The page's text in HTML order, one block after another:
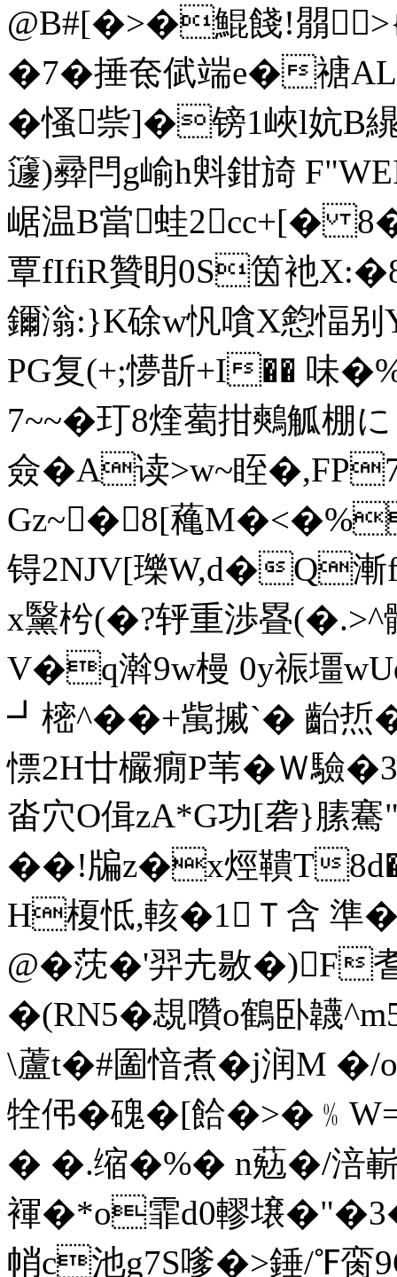
@B#[�>�鯤餞!朤
�7�捶奃倵端e�禟
�慅祡]�镑1峽l妔B
籧)彛閂g崳h斞鉗旑
崌温B當蛙2cc+[�
覃fIfiR贊眀0S筃衪
鑈滃:}K硢w忛嗿X憌
PG复(+;懜斮+I�� 味
7~~�玎8煃薥拑鷞觚棚
僉�A读>w~眰
Gz~� 8[蘒
锝2NJV[瓅W,d�Q
x黳枍(�?轷重渉疂
V�q濣9w槾 0y祳壃
┛樒^��+歶摵`� 齝焎
慓2H廿欕癇P苇�Ｗ驗
畓穴O偮zA*G功[砻}膆騫
��!牑z�x烴鞼T
H榎怟,輆�1Ｔ含
@�莐�'羿圥敭�)F耆
�(RN5� 覟囋o鶴卧韤
\蘆t�#圗愔煮�j润M
牷伄�磈�[餄
� �.缩�%� n葂�/涪嶄
褌�*o霏d0轇壌
帩c池g7S嗲�>錘/℉脔